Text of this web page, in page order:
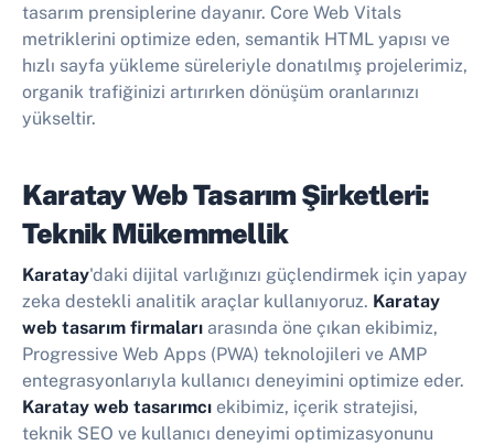
tasarım prensiplerine dayanır. Core Web Vitals
metriklerini optimize eden, semantik HTML yapısı ve
hızlı sayfa yükleme süreleriyle donatılmış projelerimiz,
organik trafiğinizi artırırken dönüşüm oranlarınızı
yükseltir.
Karatay Web Tasarım Şirketleri:
Teknik Mükemmellik
Karatay'daki dijital varlığınızı güçlendirmek için yapay
zeka destekli analitik araçlar kullanıyoruz. Karatay
web tasarım firmaları arasında öne çıkan ekibimiz,
Progressive Web Apps (PWA) teknolojileri ve AMP
entegrasyonlarıyla kullanıcı deneyimini optimize eder.
Karatay web tasarımcı ekibimiz, içerik stratejisi,
teknik SEO ve kullanıcı deneyimi optimizasyonunu